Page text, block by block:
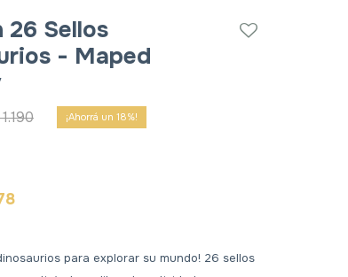
26 Sellos
- Maped
1.190 18
para explorar su mundo! 26 sellos